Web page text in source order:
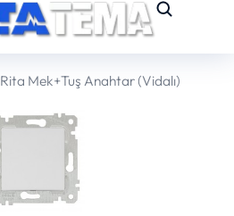
Rita Mek+Tuş Anahtar (Vidalı)